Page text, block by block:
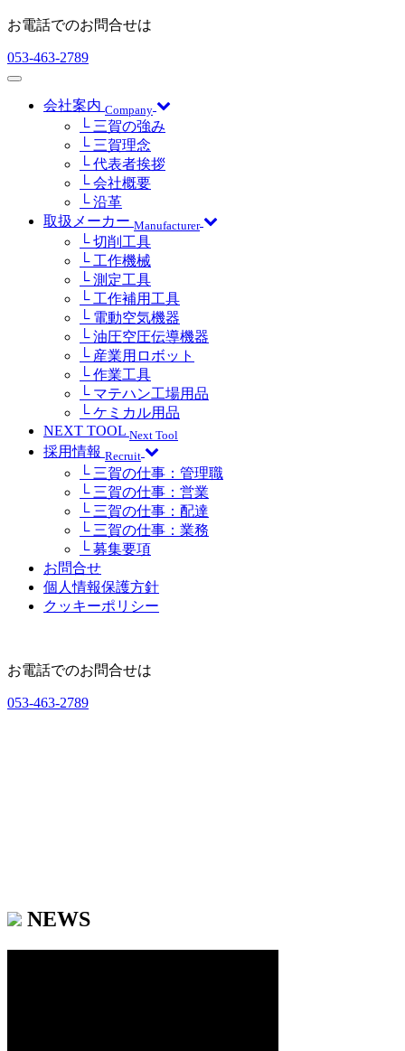
お電話でのお問合せは
053-463-2789
会社案内 Company
└ 三賀の強み
└ 三賀理念
└ 代表者挨拶
└ 会社概要
└ 沿革
取扱メーカー Manufacturer
└ 切削工具
└ 工作機械
└ 測定工具
└ 工作補用工具
└ 電動空気機器
└ 油圧空圧伝導機器
└ 産業用ロボット
└ 作業工具
└ マテハン工場用品
└ ケミカル用品
NEXT TOOL Next Tool
採用情報 Recruit
└ 三賀の仕事：管理職
└ 三賀の仕事：営業
└ 三賀の仕事：配達
└ 三賀の仕事：業務
└ 募集要項
お問合せ
個人情報保護方針
クッキーポリシー
お電話でのお問合せは
053-463-2789
NEWS